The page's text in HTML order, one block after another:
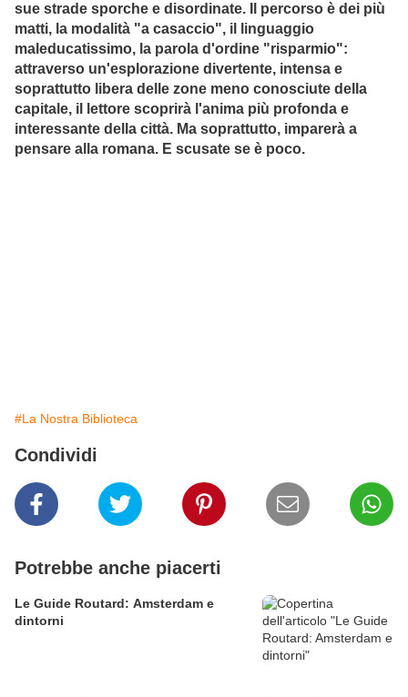
sue strade sporche e disordinate. Il percorso è dei più
matti, la modalità "a casaccio", il linguaggio
maleducatissimo, la parola d'ordine "risparmio":
attraverso un'esplorazione divertente, intensa e
soprattutto libera delle zone meno conosciute della
capitale, il lettore scoprirà l'anima più profonda e
interessante della città. Ma soprattutto, imparerà a
pensare alla romana. E scusate se è poco.
#La Nostra Biblioteca
Condividi
Potrebbe anche piacerti
Le Guide Routard: Amsterdam e
dintorni